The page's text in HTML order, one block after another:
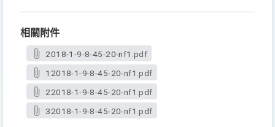
相關附件
2018-1-9-8-45-20-nf1.pdf
12018-1-9-8-45-20-nf1.pdf
22018-1-9-8-45-20-nf1.pdf
32018-1-9-8-45-20-nf1.pdf